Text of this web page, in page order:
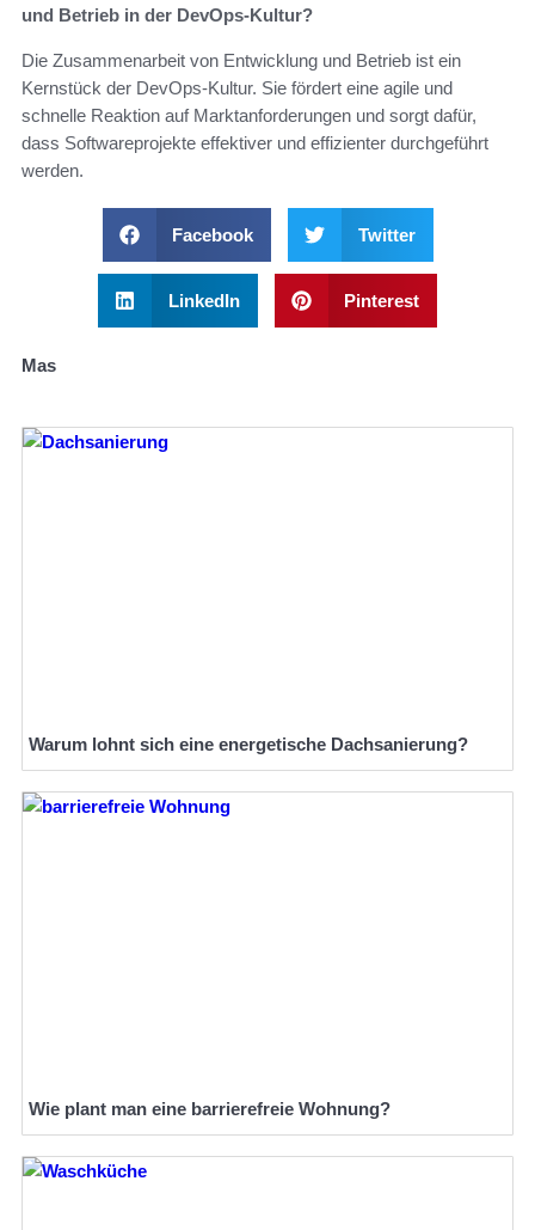
und Betrieb in der DevOps-Kultur?
Die Zusammenarbeit von Entwicklung und Betrieb ist ein
Kernstück der DevOps-Kultur. Sie fördert eine agile und
schnelle Reaktion auf Marktanforderungen und sorgt dafür,
dass Softwareprojekte effektiver und effizienter durchgeführt
werden.
Facebook Twitter
LinkedIn Pinterest
Mas
Warum lohnt sich eine energetische Dachsanierung?
Wie plant man eine barrierefreie Wohnung?